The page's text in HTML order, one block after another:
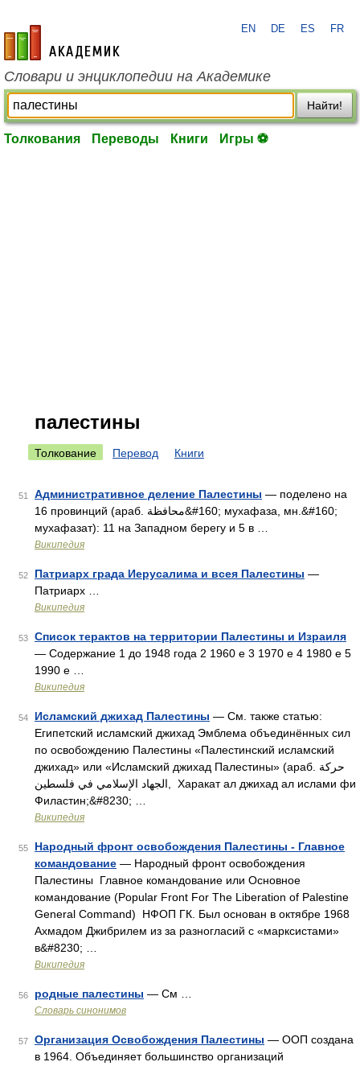
academic.ru
EN DE ES FR
Словари и энциклопедии на Академике
Найти!
Толкования Переводы Книги Игры ⚽
палестины
Толкование Перевод Книги
51 Административное деление Палестины — поделено на
16 провинций (араб. محافظة‎‎&#160; мухафаза, мн.&#160;
мухафазат): 11 на Западном берегу и 5 в …
Википедия
52 Патриарх града Иерусалима и всея Палестины —
Патриарх …
Википедия
53
Список терактов на территории Палестины и Израиля
— Содержание 1 до 1948 года 2 1960 е 3 1970 е 4 1980 е 5
1990 е …
Википедия
54 Исламский джихад Палестины — См. также статью:
Египетский исламский джихад Эмблема объединённых сил
по освобождению Палестины «Палестинский исламский
джихад» или «Исламский джихад Палестины» (араб. حركة
الجهاد الإسلامي في فلسطين‎‎, Харакат ал джихад ал ислами фи
Филастин;&#8230; …
Википедия
55
Народный фронт освобождения Палестины - Главное
командование — Народный фронт освобождения
Палестины Главное командование или Основное
командование (Popular Front For The Liberation of Palestine
General Command) НФОП ГК. Был основан в октябре 1968
Ахмадом Джибрилем из за разногласий с «марксистами»
в&#8230; …
Википедия
56 родные палестины — См …
Словарь синонимов
57 Организация Освобождения Палестины — ООП создана
в 1964. Объединяет большинство организаций